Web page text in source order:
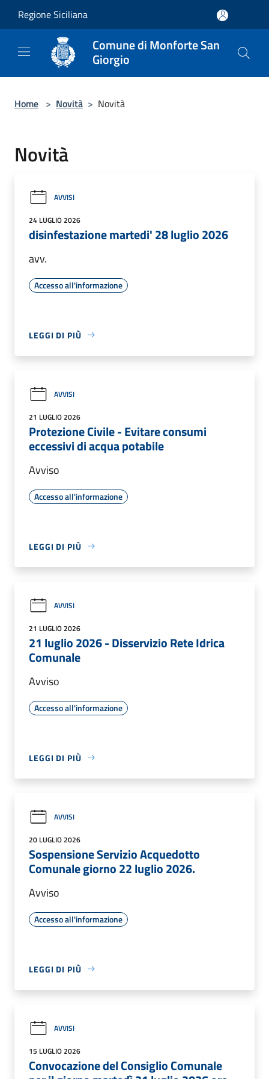
Regione Siciliana
Comune di Monforte San
Giorgio
Home > Novità > Novità
Novità
AVVISI
24 LUGLIO 2026
disinfestazione martedi' 28 luglio 2026
avv.
Accesso all'informazione
LEGGI DI PIÙ
AVVISI
21 LUGLIO 2026
Protezione Civile - Evitare consumi
eccessivi di acqua potabile
Avviso
Accesso all'informazione
LEGGI DI PIÙ
AVVISI
21 LUGLIO 2026
21 luglio 2026 - Disservizio Rete Idrica
Comunale
Avviso
Accesso all'informazione
LEGGI DI PIÙ
AVVISI
20 LUGLIO 2026
Sospensione Servizio Acquedotto
Comunale giorno 22 luglio 2026.
Avviso
Accesso all'informazione
LEGGI DI PIÙ
AVVISI
15 LUGLIO 2026
Convocazione del Consiglio Comunale